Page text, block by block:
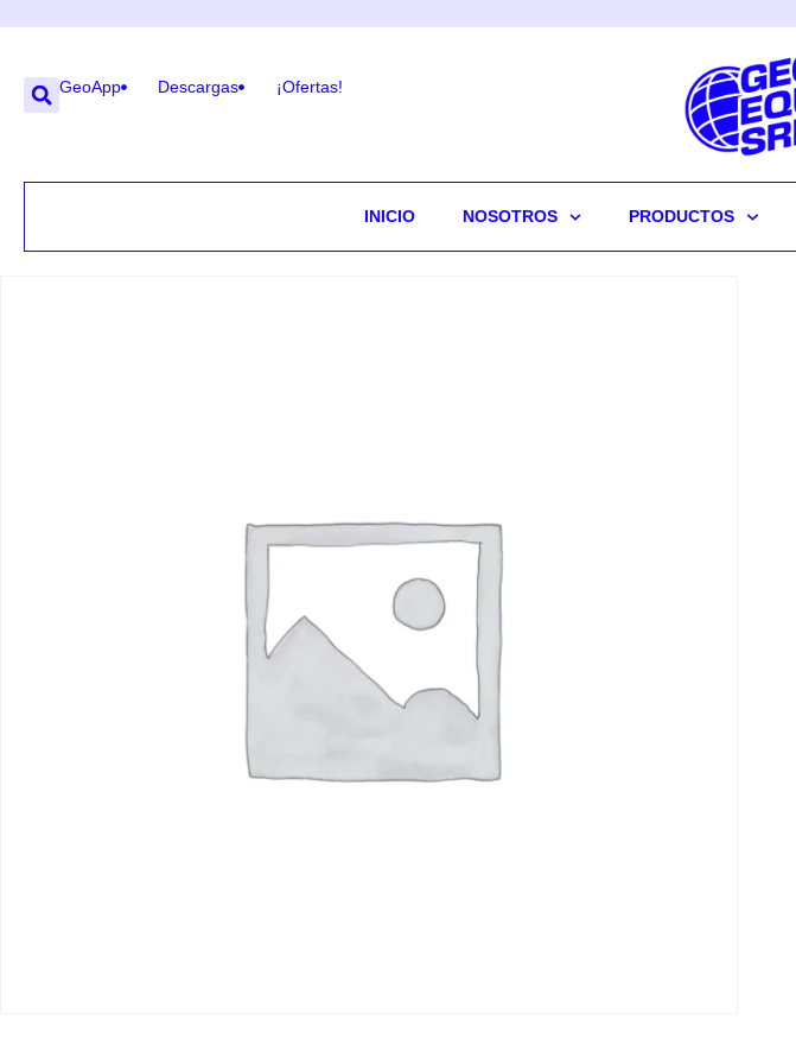
GeoApp Descargas ¡Ofertas!
INICIO NOSOTROS PRODUCTOS